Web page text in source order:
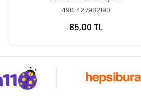
4901427982190
85,00 TL